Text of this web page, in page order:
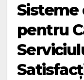
Sisteme
pentru